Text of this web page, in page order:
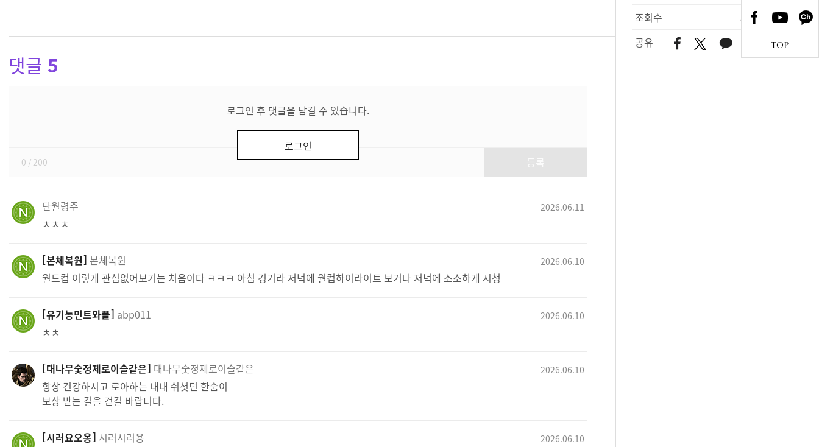
조회수
328
공유
댓글 5
로그인 후 댓글을 남길 수 있습니다.
로그인
0 / 200
단월령주 2026.06.11
ㅊㅊㅊ
본체복원 본체복원 2026.06.10
월드컵 이렇게 관심없어보기는 처음이다 ㅋㅋㅋ 아침 경기라 저녁에 월컵하이라이트 보거나 저녁에 소소하게 시청
유기농민트와플 abp011 2026.06.10
ㅊㅊ
대나무숯정제로이슬같은 대나무숯정제로이슬같은 2026.06.10
항상 건강하시고 로아하는 내내 쉬셧던 한숨이
보상 받는 길을 걷길 바랍니다.
시러요오옹 시러시러용 2026.06.10
TOP